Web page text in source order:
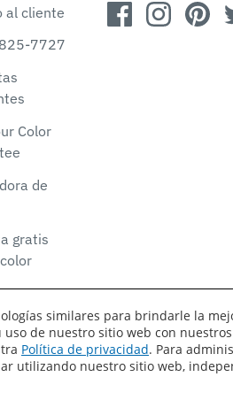
al cliente
7727
Color
de
gratis
del sitio Términos de uso
similares para brindarle la
de nuestro sitio web con
Política de privacidad. Para
utilizando nuestro sitio web,